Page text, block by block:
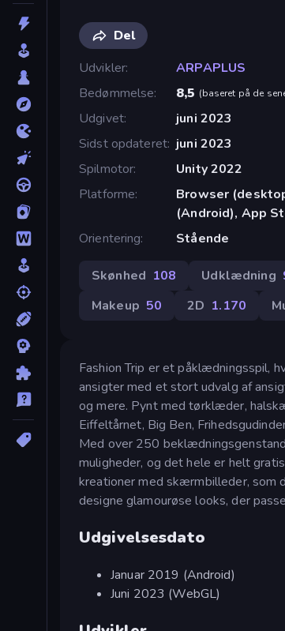
Del
Udvikler
ARPAPLUS
Bedømmelse
8,5 (baseret på de
Udgivet
juni 2023
Sidst opdateret juni 2023
Spilmotor
Unity 2022
Platforme
Browser
(Android), App
Orientering
Stående
Skønhed 108 Udklædning
Makeup 50 2D 1.170
Fashion Trip er et påklædningsspil,
ansigter med et stort udvalg af
og mere. Pynt med tørklæder,
Eiffeltårnet, Big Ben,
Med over 250
muligheder, og det hele er helt
kreationer med skærmbilleder, som
designe glamourøse looks, der
Udgivelsesdato
Januar 2019 (Android)
Juni 2023 (WebGL)